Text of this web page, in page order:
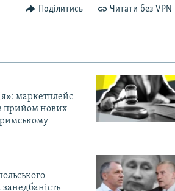
Поділитись Читати без VPN
маркетплейс
прийом нових